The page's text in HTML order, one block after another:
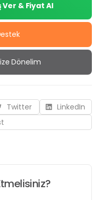
& Fiyat Al
Dönelim
Twitter
LinkedIn